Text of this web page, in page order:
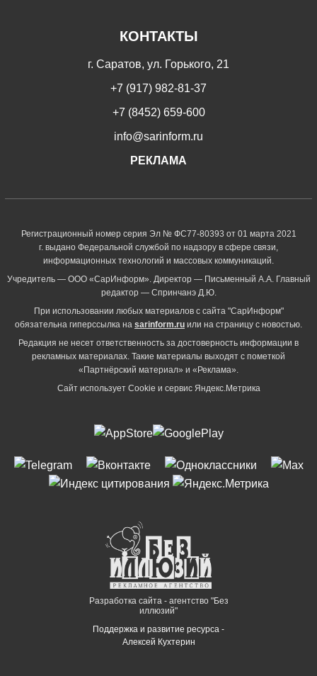
КОНТАКТЫ
г. Саратов, ул. Горького, 21
+7 (917) 982-81-37
+7 (8452) 659-600
info@sarinform.ru
РЕКЛАМА
Регистрационный номер серия Эл № ФС77-80393 от 01 марта 2021
г. выдано Федеральной службой по надзору в сфере связи,
информационных технологий и массовых коммуникаций.
Учредитель — ООО «СарИнформ». Директор — Письменный А.А. Главный
редактор — Спринчанэ Д.Ю.
При использовании любых материалов с сайта "СарИнформ"
обязательна гиперссылка на sarinform.ru или на страницу с новостью.
Редакция не несет ответственность за достоверность информации в
рекламных материалах. Такие материалы выходят с пометкой
«Партнёрский материал» и «Реклама».
Сайт использует Cookie и сервиc Яндекс.Метрика
Разработка сайта - агентство "Без
иллюзий"
Поддержка и развитие ресурса -
Алексей Кухтерин